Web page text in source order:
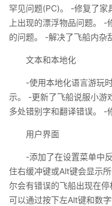
罕见问题(PC)。 -修复了家
上出现的漂浮物品问题。
的问题。 -解决了飞船内杂
文本和本地化
-使用本地化语言游玩
示。 -更新了飞船说服小游
多处错别字和翻译错误。 -
用户界面
-添加了在设置菜单中
住右缓冲键或Alt键会显示
尔会有错误的飞船出现在
可以通过按下左Alt键和数